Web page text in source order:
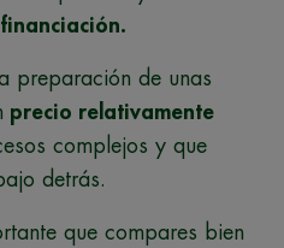
preparación de unas
precio relativamente
complejos y que
detrás.
que compares bien